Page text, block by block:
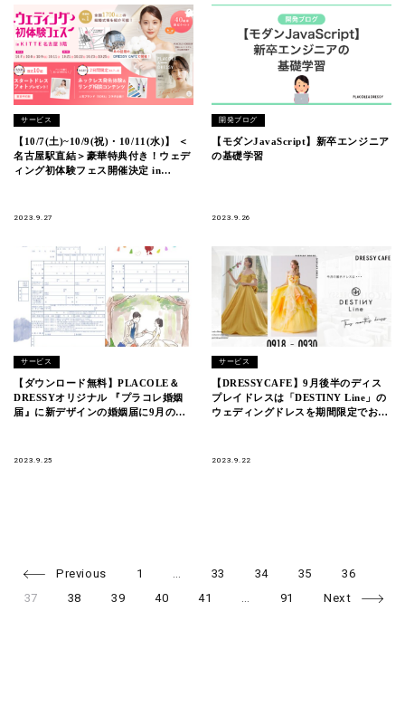
サービス
【10/7(土)~10/9(祝)・10/11(水)】 ＜
名古屋駅直結＞豪華特典付き！ウェデ
ィング初体験フェス開催決定 in
2023.9.27
開発ブログ
【モダンJavaScript】新卒エンジニア
の基礎学習
2023.9.26
サービス
【ダウンロード無料】PLACOLE＆
DRESSYオリジナル 『プラコレ婚姻
届』に新デザインの婚姻届に9月の新
2023.9.25
サービス
【DRESSYCAFE】9月後半のディス
プレイドレスは「DESTINY Line」の
ウェディングドレスを期間限定でお届
2023.9.22
Posts
navigation
Previous 1 33 34 35 36
37 38 39 40 41 91 Next